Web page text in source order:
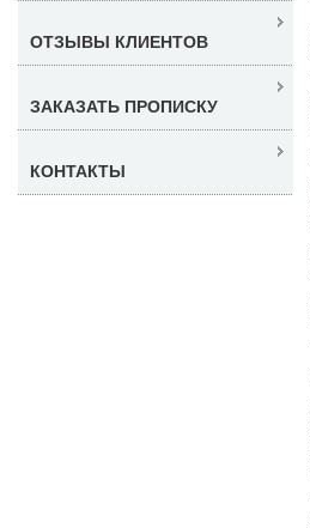
ОТЗЫВЫ КЛИЕНТОВ
ЗАКАЗАТЬ ПРОПИСКУ
КОНТАКТЫ